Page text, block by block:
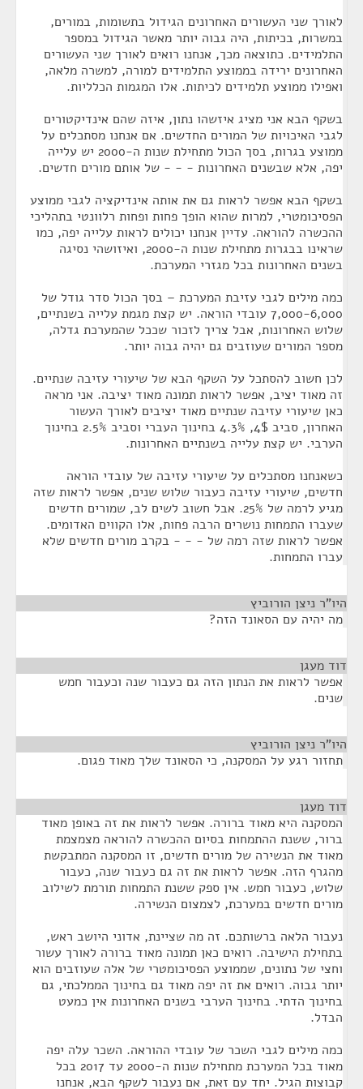
לאורך שני העשורים האחרונים הגידול בתשומות, במורים,
במשרות, בכיתות, היה גבוה יותר מאשר הגידול במספר
התלמידים. כתוצאה מכך, אנחנו רואים לאורך שני העשורים
האחרונים ירידה בממוצע התלמידים למורה, למשרה מלאה,
ואפילו ממוצע תלמידים לכיתות. אלו המגמות הכלליות.
בשקף הבא אני מציג איזשהו נתון, איזה שהם אינדיקטורים
לגבי האיכויות של המורים החדשים. אם אנחנו מסתכלים על
ממוצע בגרות, בסך הכול מתחילת שנות ה-2000 יש עלייה
יפה, אלא שבשנים האחרונות - - - של אותם מורים חדשים.
בשקף הבא אפשר לראות גם את אותה אינדיקציה לגבי ממוצע
הפסיכומטרי, למרות שהוא הופך פחות ופחות רלוונטי בתהליכי
ההכשרה להוראה. עדיין אנחנו יכולים לראות עלייה יפה, כמו
שראינו בבגרות מתחילת שנות ה-2000, ואיזושהי נסיגה
בשנים האחרונות בכל מגזרי המערכת.
כמה מילים לגבי עזיבת המערכת – בסך הכול סדר גודל של
7,000-6,000 עובדי הוראה. יש קצת מגמת עלייה בשנתיים,
שלוש האחרונות, אבל צריך לזכור שככל שהמערכת גדלה,
מספר המורים שעוזבים גם יהיה גבוה יותר.
לכן חשוב להסתכל על השקף הבא של שיעורי עזיבה שנתיים.
זה מאוד יציב, אפשר לראות תמונה מאוד יציבה. אני מראה
כאן שיעורי עזיבה שנתיים מאוד יציבים לאורך העשור
האחרון, סביב 4$, 4.3% בחינוך העברי וסביב 2.5% בחינוך
הערבי. יש קצת עלייה בשנתיים האחרונות.
כשאנחנו מסתכלים על שיעורי עזיבה של עובדי הוראה
חדשים, שיעורי עזיבה כעבור שלוש שנים, אפשר לראות שזה
מגיע לרמה של 25%. אבל חשוב לשים לב, שמורים חדשים
שעברו התמחות נושרים הרבה פחות, אלו הקווים האדומים.
אפשר לראות שזה רמה של - - - בקרב מורים חדשים שלא
עברו התמחות.
היו"ר ניצן הורוביץ
מה יהיה עם הסאונד הזה?
דוד מעגן
אפשר לראות את הנתון הזה גם כעבור שנה וכעבור חמש
שנים.
היו"ר ניצן הורוביץ
תחזור רגע על המסקנה, כי הסאונד שלך מאוד פגום.
דוד מעגן
המסקנה היא מאוד ברורה. אפשר לראות את זה באופן מאוד
ברור, ששנת ההתמחות בסיום ההכשרה להוראה מצמצמת
מאוד את הנשירה של מורים חדשים, זו המסקנה המתבקשת
מהגרף הזה. אפשר לראות את זה גם כעבור שנה, כעבור
שלוש, כעבור חמש. אין ספק ששנת התמחות תורמת לשילוב
מורים חדשים במערכת, לצמצום הנשירה.
נעבור הלאה ברשותכם. זה מה שציינת, אדוני היושב ראש,
בתחילת הישיבה. רואים כאן תמונה מאוד ברורה לאורך עשור
וחצי של נתונים, שממוצע הפסיכומטרי של אלה שעוזבים הוא
יותר גבוה. רואים את זה יפה מאוד גם בחינוך הממלכתי, גם
בחינוך הדתי. בחינוך הערבי בשנים האחרונות אין כמעט
הבדל.
כמה מילים לגבי השכר של עובדי ההוראה. השכר עלה יפה
מאוד בכל המערכת מתחילת שנות ה-2000 עד 2017 בכל
קבוצות הגיל. יחד עם זאת, אם נעבור לשקף הבא, אנחנו